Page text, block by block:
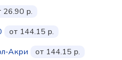
26.90 р.
от 144.15 р.
Акри
от 144.15 р.